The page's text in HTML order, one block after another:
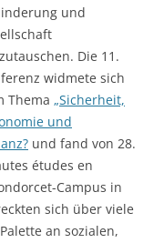
und
Die 11.
widmete sich
Thema „Sicherheit,
und
und fand von 28.
études en
Campus in
sich über viele
an sozialen,